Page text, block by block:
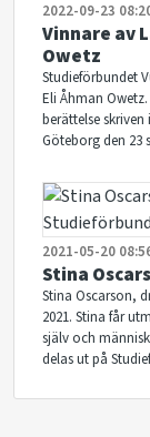
2022-09-23
Vinnare av
Owetz
Studieförbundet
Eli Åhman
berättelse
Göteborg den 23
2021-05-20
Stina
Stina Oscarson,
2021. Stina får
själv och
delas ut på